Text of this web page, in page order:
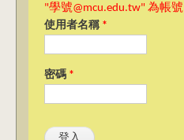
"學號@mcu.edu.tw" 為帳號
使用者名稱 *
密碼 *